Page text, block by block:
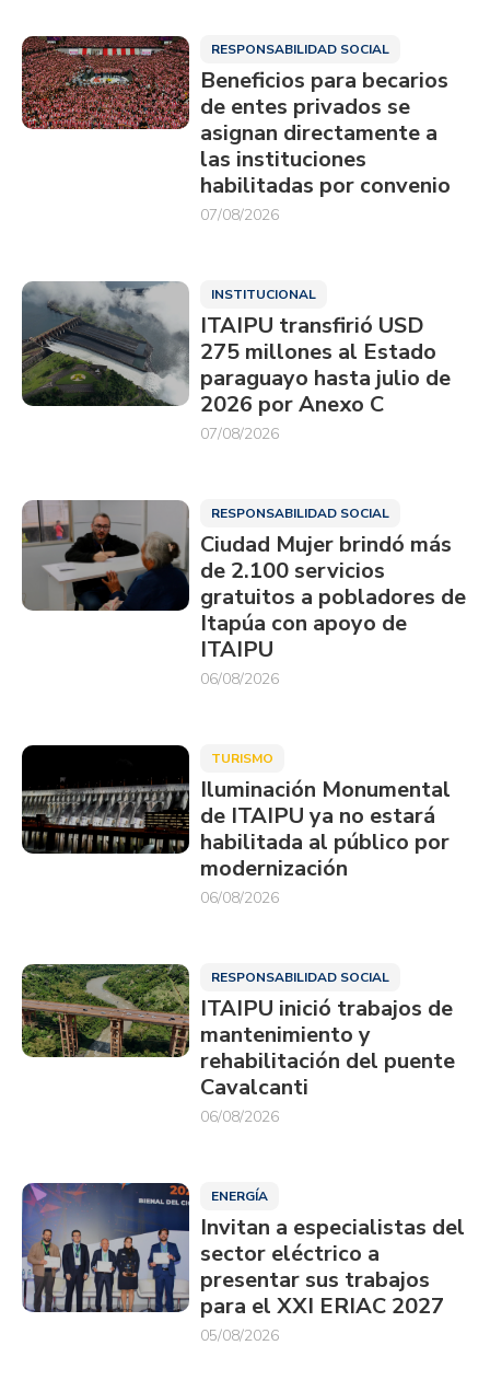
RESPONSABILIDAD SOCIAL
Beneficios para becarios
de entes privados se
asignan directamente a
las instituciones
habilitadas por convenio
07/08/2026
INSTITUCIONAL
ITAIPU transfirió USD
275 millones al Estado
paraguayo hasta julio de
2026 por Anexo C
07/08/2026
RESPONSABILIDAD SOCIAL
Ciudad Mujer brindó más
de 2.100 servicios
gratuitos a pobladores de
Itapúa con apoyo de
ITAIPU
06/08/2026
TURISMO
Iluminación Monumental
de ITAIPU ya no estará
habilitada al público por
modernización
06/08/2026
RESPONSABILIDAD SOCIAL
ITAIPU inició trabajos de
mantenimiento y
rehabilitación del puente
Cavalcanti
06/08/2026
ENERGÍA
Invitan a especialistas del
sector eléctrico a
presentar sus trabajos
para el XXI ERIAC 2027
05/08/2026